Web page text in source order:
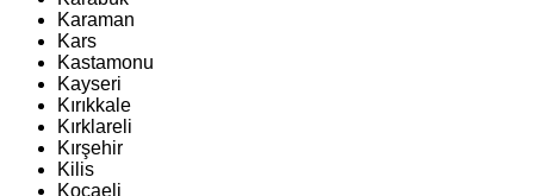
Karaman
Kars
Kastamonu
Kayseri
Kırıkkale
Kırklareli
Kırşehir
Kilis
Kocaeli